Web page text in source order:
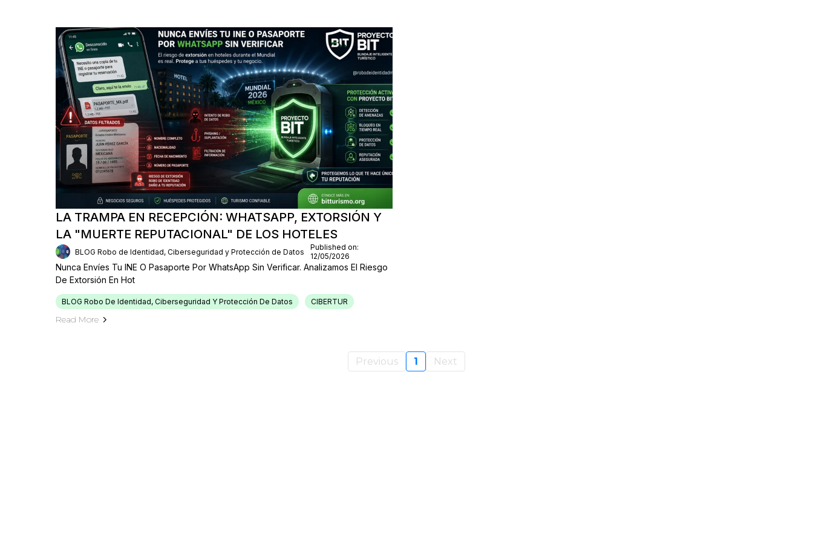
LA TRAMPA EN RECEPCIÓN: WHATSAPP, EXTORSIÓN Y
LA "MUERTE REPUTACIONAL" DE LOS HOTELES
BLOG Robo de Identidad, Ciberseguridad y Protección de Datos
Published on:
12/05/2026
Nunca Envíes Tu INE O Pasaporte Por WhatsApp Sin Verificar. Analizamos El Riesgo
De Extorsión En Hot
BLOG Robo De Identidad, Ciberseguridad Y Protección De Datos CIBERTUR
Read More
Previous 1 Next